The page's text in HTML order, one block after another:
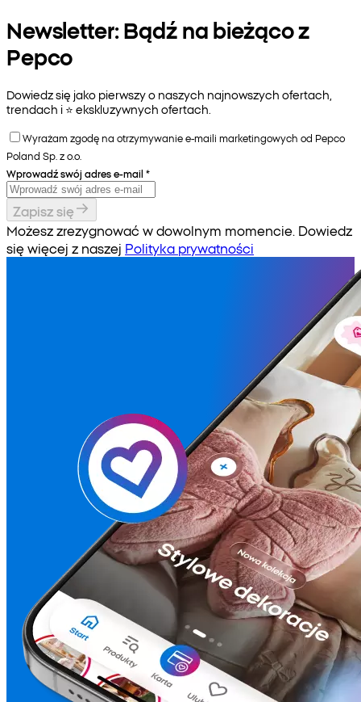
Newsletter: Bądź na bieżąco z
Pepco
Dowiedz się jako pierwszy o naszych najnowszych ofertach,
trendach i ⭐️ ekskluzywnych ofertach.
Wyrażam zgodę na otrzymywanie e-maili marketingowych od Pepco
Poland Sp. z o.o.
Wprowadź swój adres e-mail *
Zapisz się
Możesz zrezygnować w dowolnym momencie. Dowiedz
się więcej z naszej Polityka prywatności